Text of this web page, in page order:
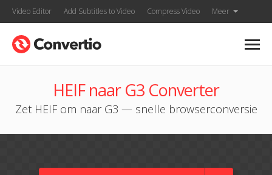
Video Editor Add Subtitles to Video Compress Video Meer
HEIF naar G3 Converter
Zet HEIF om naar G3 — snelle browserconversie